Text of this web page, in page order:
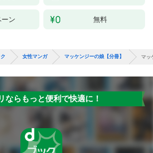
ン 無料
女性マンガ マッケンジーの娘【分冊】 マッ
ならもっと便利で快適に！